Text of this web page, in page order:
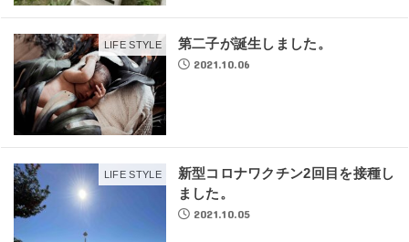
LIFE STYLE 第二子が誕生しました。
2021.10.06
LIFE STYLE
新型コロナワクチン2回目を接種し
ました。
2021.10.05